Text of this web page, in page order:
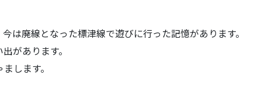
は廃線となった標津線で遊びに行った記憶があります。
があります。
します。